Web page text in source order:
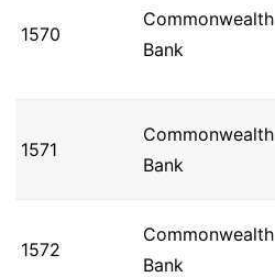
1570
Commonwealth
Bank
1571
Commonwealth
Bank
1572
Commonwealth
Bank